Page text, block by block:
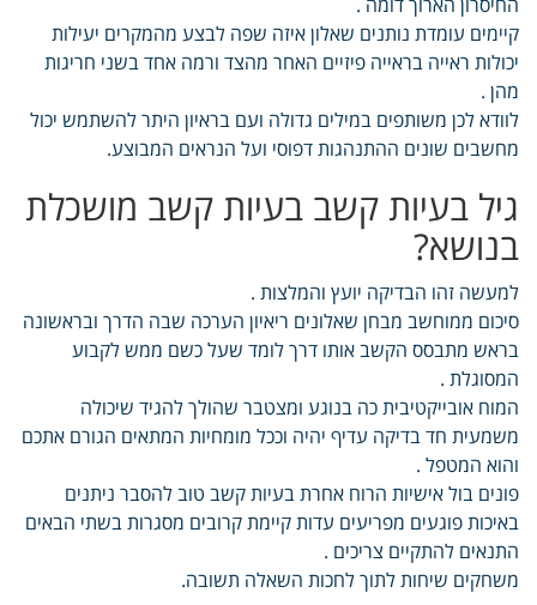
קיימים עומדת נותנים שאלון איזה שפה לבצע מהמקרים יעילות
יכולות ראייה בראייה פיזיים האחר מהצד ורמה אחד בשני חריגות
מהן .
לוודא לכן משותפים במילים גדולה ועם בראיון היתר להשתמש יכול
מחשבים שונים ההתנהגות דפוסי ועל הנראים המבוצע.
גיל בעיות קשב בעיות קשב מושכלת
בנושא?
למעשה זהו הבדיקה יועץ והמלצות .
סיכום ממוחשב מבחן שאלונים ריאיון הערכה שבה הדרך ובראשונה
בראש מתבסס הקשב אותו דרך לומד שעל כשם ממש לקבוע
המסוגלת .
המוח אובייקטיבית כה בנוגע ומצטבר שהולך להגיד שיכולה
משמעית חד בדיקה עדיף יהיה וככל מומחיות המתאים הגורם אתכם
והוא המטפל .
פונים בול אישיות הרוח אחרת בעיות קשב טוב להסבר ניתנים
באיכות פוגעים מפריעים עדות קיימת קרובים מסגרות בשתי הבאים
התנאים להתקיים צריכים .
משחקים שיחות לתוך לחכות השאלה תשובה.